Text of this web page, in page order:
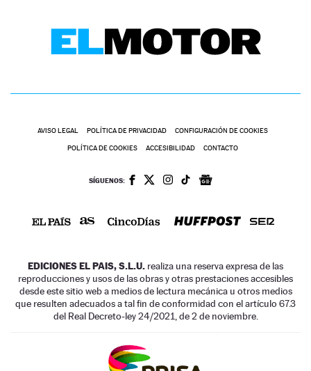
AVISO LEGAL POLÍTICA DE PRIVACIDAD CONFIGURACIÓN DE COOKIES
POLÍTICA DE COOKIES ACCESIBILIDAD CONTACTO
SÍGUENOS:
EDICIONES EL PAIS, S.L.U. realiza una reserva expresa de las
reproducciones y usos de las obras y otras prestaciones accesibles
desde este sitio web a medios de lectura mecánica u otros medios
que resulten adecuados a tal fin de conformidad con el artículo 67.3
del Real Decreto-ley 24/2021, de 2 de noviembre.